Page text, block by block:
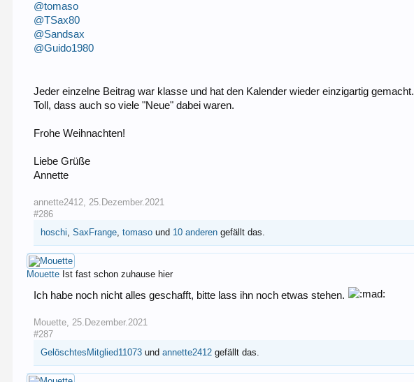
@tomaso
@TSax80
@Sandsax
@Guido1980
Jeder einzelne Beitrag war klasse und hat den Kalender wieder einzigartig gemacht.
Toll, dass auch so viele "Neue" dabei waren.
Frohe Weihnachten!
Liebe Grüße
Annette
annette2412, 25.Dezember.2021
#286
hoschi,SaxFrange,tomaso und 10 anderen gefällt das.
Mouette Ist fast schon zuhause hier
Ich habe noch nicht alles geschafft, bitte lass ihn noch etwas stehen.
Mouette, 25.Dezember.2021
#287
GelöschtesMitglied11073 undannette2412 gefällt das.